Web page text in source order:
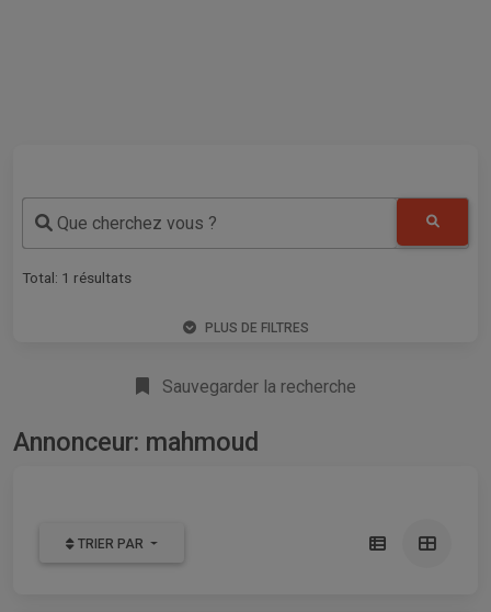
Que cherchez vous ?
Total: 1 résultats
PLUS DE FILTRES
Sauvegarder la recherche
Annonceur: mahmoud
TRIER PAR